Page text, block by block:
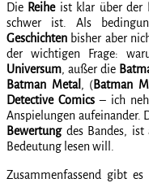
Die Reiheist klar über der
schwer ist. Als
Geschichten bisher aber
der wichtigen Frage:
Universum, außer die
Batman Metal , (Batman
Detective Comics– ich
Anspielungen aufeinander.
Bewertungdes Bandes, ist
Bedeutung lesen will.
Zusammenfassend gibt